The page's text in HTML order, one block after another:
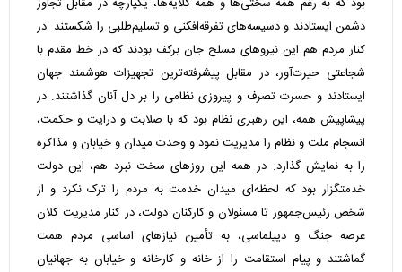
دشمن ایستادند و دسیسه‌های تفرقه‌افکنی و تسلیم‌طلبی را شکستند. در
کنار مردم هم این نیروهای مسلح جان برکف بودند که در خط مقدم با
شجاعتی حیرت‌آور، در مقابل پیشرفته‌ترین تجهیزات هوشمند جهان
ایستادند و حسرت تصرف و پیروزی نظامی را بر دل آنان گذاشتند. در
پیشاپیش همه، این رهبری نظام بود که با صلابت و درایت و حکمت،
انسجام ملت و نظام را مدیریت نمود و وحدت میدان و خیابان و مذاکره
را به نمایش گذارد. در همه این روزهای سخت نبرد هم، این دولت
خدمتگزار بود که لحظه‌ای میدان خدمت به مردم را ترک نکرد و از
شخص رئیس‌جمهور تا مسئولان و کارکنان دولت، در کنار مدیریت کلان
عرصه جنگ و دیپلماسی، به تأمین نیازهای اساسی مردم همت
گماشتند و پیام استقامت را از خانه و کارخانه و خیابان به جهانیان